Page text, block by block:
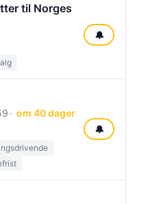
til Norges
🔔
om 40 dager
🔔